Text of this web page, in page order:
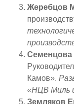
Жеребцов
Семенцова
Камов».
«НЦВ Миль
Земляков